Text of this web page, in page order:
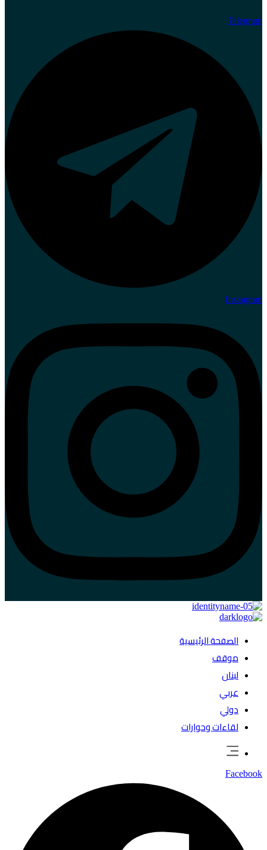
Telegram
Instagram
الصفحة الرئيسية
موقف
لبنان
عربي
دولي
لقاءات وحوارات
Facebook